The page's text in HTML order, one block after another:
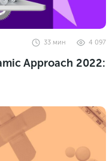
4 097
33 мин
Approach 2022: